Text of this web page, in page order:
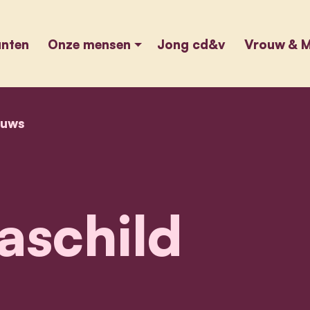
Onze mensen Jong cd&v Vrouw &
homecameraschild